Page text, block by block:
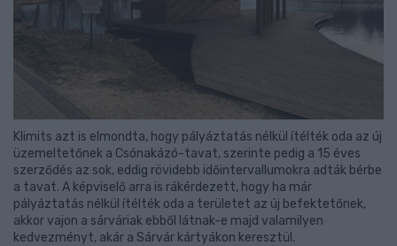
Klimits azt is elmondta, hogy pályáztatás nélkül ítélték oda az új
üzemeltetőnek a Csónakázó-tavat, szerinte pedig a 15 éves
szerződés az sok, eddig rövidebb időintervallumokra adták bérbe
a tavat. A képviselő arra is rákérdezett, hogy ha már
pályáztatás nélkül ítélték oda a területet az új befektetőnek,
akkor vajon a sárváriak ebből látnak-e majd valamilyen
kedvezményt, akár a Sárvár kártyákon keresztül.